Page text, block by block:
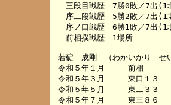
三段目戦歴　7勝0敗／7出(1
序二段戦歴　5勝2敗／7出(1
序ノ口戦歴　6勝1敗／7出(1
前相撲戦歴　1場所
若碇　成剛　（わかいかり　せ
令和５年１月　　　前相　
令和５年３月　　　東口１
令和５年５月　　　東二３
令和５年７月　　　東三８６